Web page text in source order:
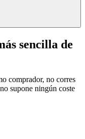
sencilla de
comprador, no corres
supone ningún coste